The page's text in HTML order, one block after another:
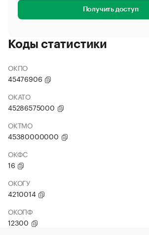
Получить доступ
Коды статистики
ОКПО
45476906
ОКАТО
45286575000
ОКТМО
45380000000
ОКФС
16
ОКОГУ
4210014
ОКОПФ
12300